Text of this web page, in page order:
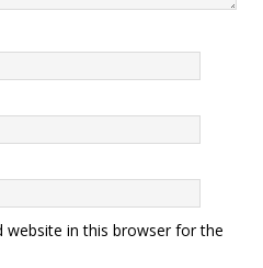
website in this browser for the